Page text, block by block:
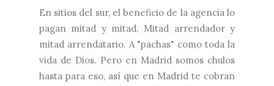
En sitios del sur, el beneficio de la agencia lo
pagan mitad y mitad. Mitad arrendador y
mitad arrendatario. A "pachas" como toda la
vida de Dios. Pero en Madrid somos chulos
hasta para eso, así que en Madrid te cobran